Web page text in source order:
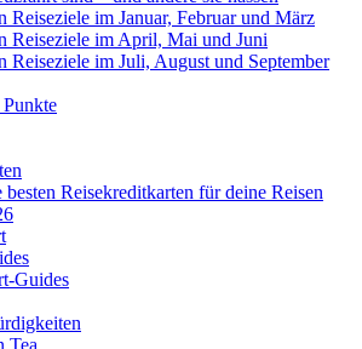
Reiseziele im Januar, Februar und März
Reiseziele im April, Mai und Juni
Reiseziele im Juli, August und September
besten Reisekreditkarten für deine Reisen
Guides
Tea